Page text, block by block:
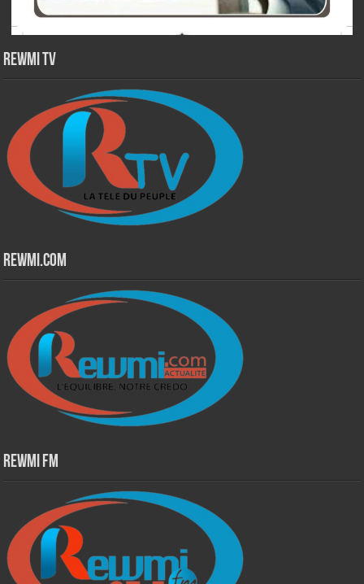
Rewmi TV
Rewmi.Com
Rewmi Fm